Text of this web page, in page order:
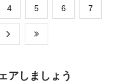
​4 ​5 ​6 ​7
アしましょう